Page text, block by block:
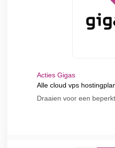
Acties Gigas
Alle cloud vps
Draaien voor een